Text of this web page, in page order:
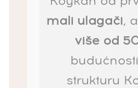
mali ulagači,
više od
strukturu